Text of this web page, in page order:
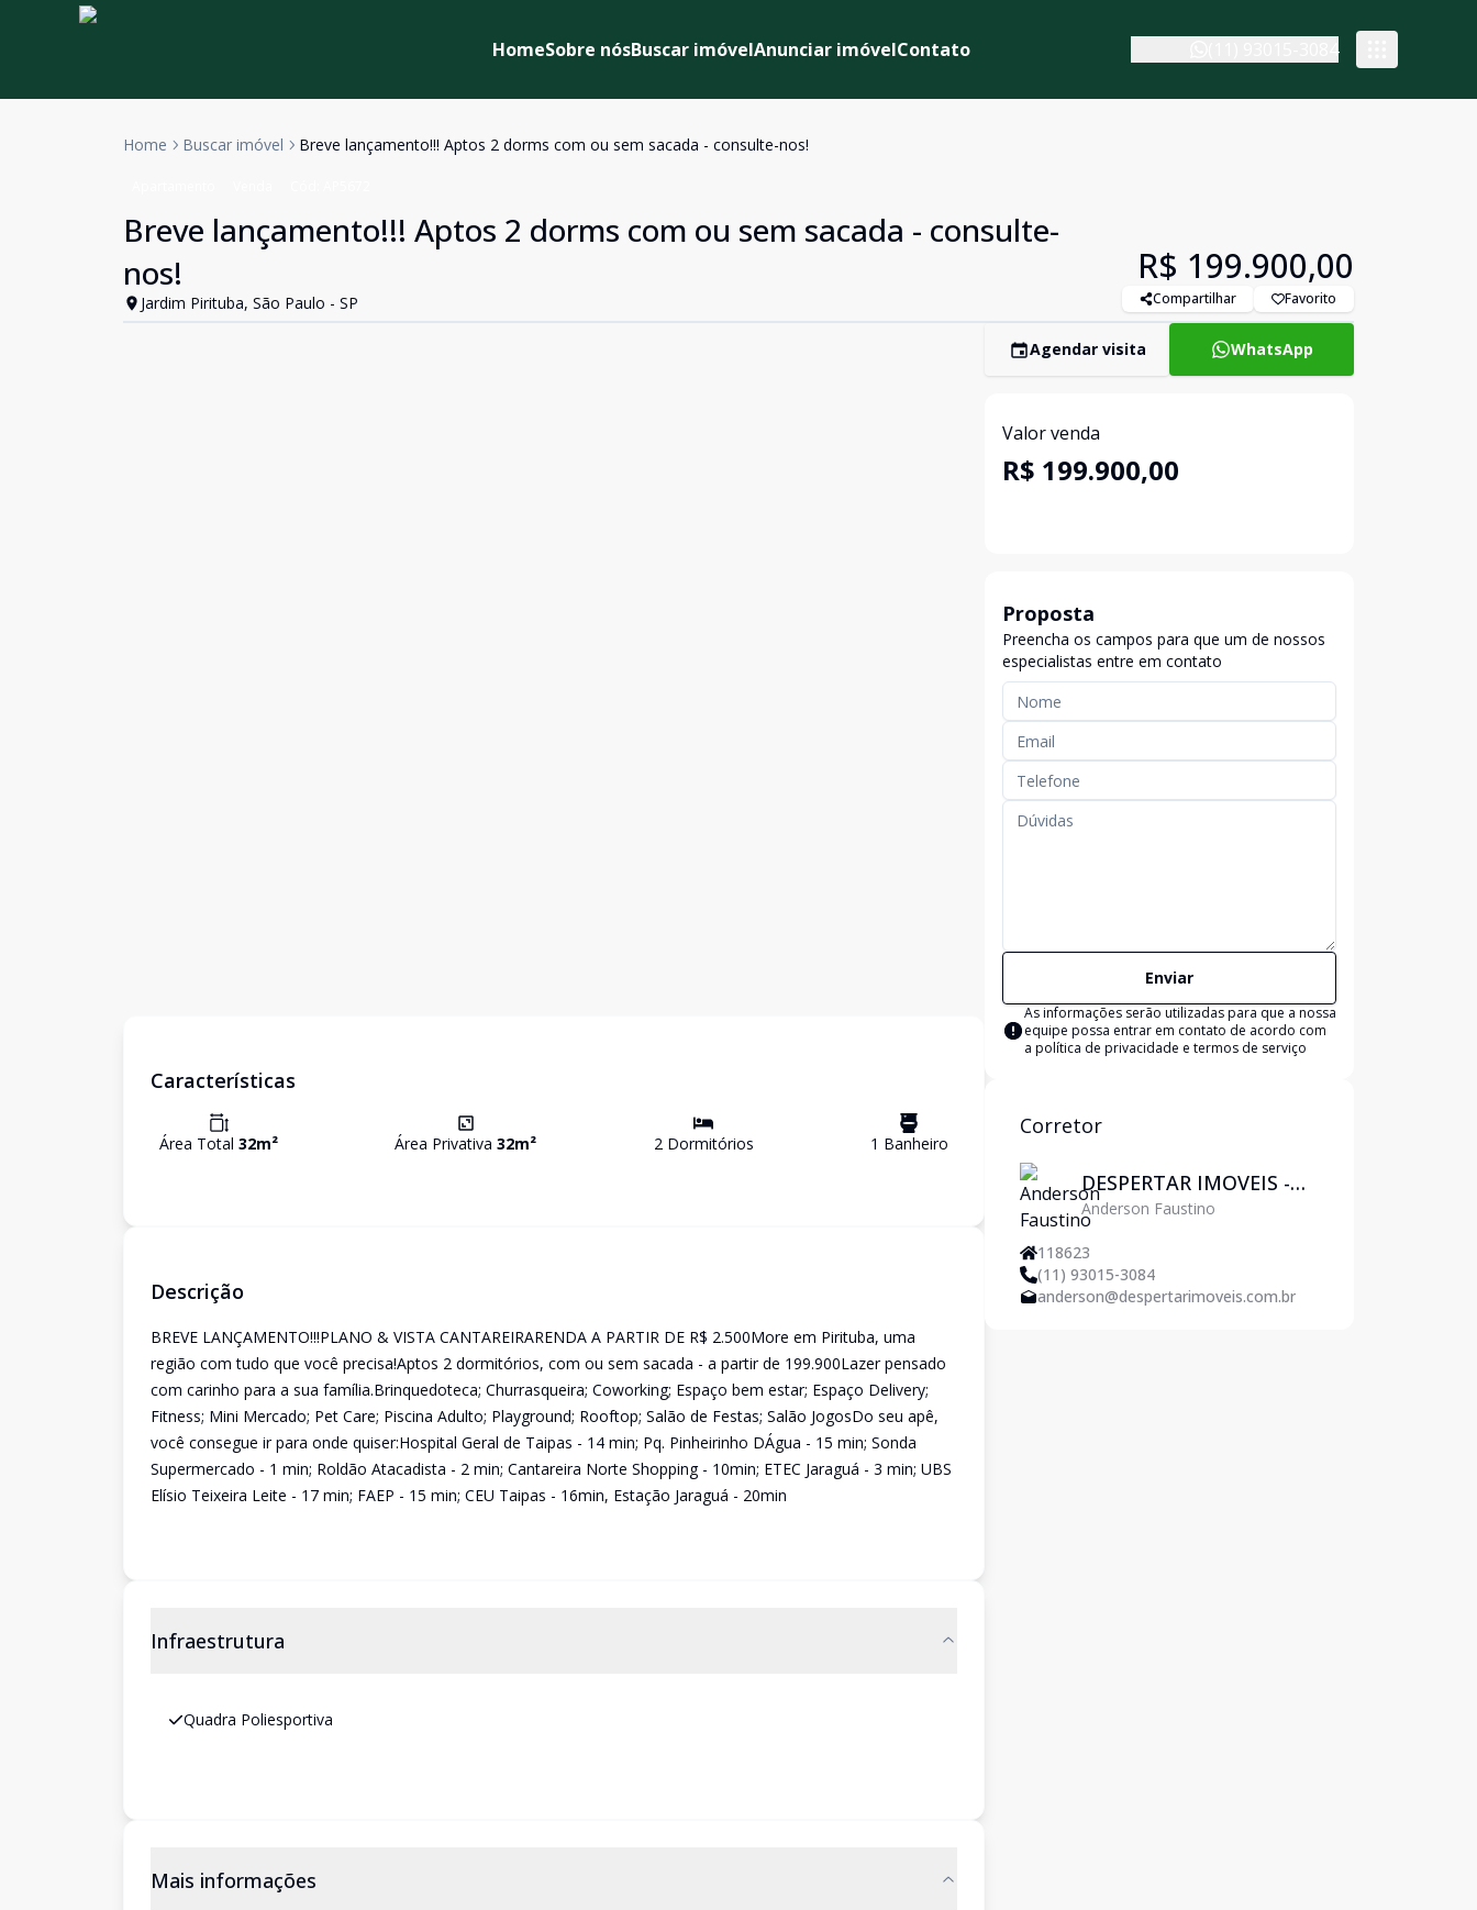
HomeSobre nósBuscar imóvelAnunciar imóvelContato
Home Buscar imóvel Breve lançamento!!! Aptos 2 dorms com ou sem sacada - consulte-nos!
Breve lançamento!!! Aptos 2 dorms com ou sem sacada - consulte-
nos!
Jardim Pirituba, São Paulo - SP
R$ 199.900,00
Compartilhar Favorito
Características
Área Total 32m² Área Privativa32m² 2Dormitórios 1 Banheiro
Descrição
BREVE LANÇAMENTO!!!PLANO & VISTA CANTAREIRARENDA A PARTIR DE R$ 2.500More em Pirituba, uma
região com tudo que você precisa!Aptos 2 dormitórios, com ou sem sacada - a partir de 199.900Lazer pensado
com carinho para a sua família.Brinquedoteca; Churrasqueira; Coworking; Espaço bem estar; Espaço Delivery;
Fitness; Mini Mercado; Pet Care; Piscina Adulto; Playground; Rooftop; Salão de Festas; Salão JogosDo seu apê,
você consegue ir para onde quiser:Hospital Geral de Taipas - 14 min; Pq. Pinheirinho DÁgua - 15 min; Sonda
Supermercado - 1 min; Roldão Atacadista - 2 min; Cantareira Norte Shopping - 10min; ETEC Jaraguá - 3 min; UBS
Elísio Teixeira Leite - 17 min; FAEP - 15 min; CEU Taipas - 16min, Estação Jaraguá - 20min
Infraestrutura
Quadra Poliesportiva
Mais informações
Agendar visita WhatsApp
Valor venda
R$ 199.900,00
Proposta
Preencha os campos para que um de nossos
especialistas entre em contato
Enviar
As informações serão utilizadas para que a nossa
equipe possa entrar em contato de acordo com
a política de privacidade e termos de serviço
Corretor
DESPERTAR IMOVEIS -
Pirituba
Anderson Faustino
118623
(11) 93015-3084
anderson@despertarimoveis.com.br